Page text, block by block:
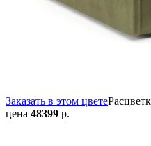
Заказать в этом цвете
цена 48399 р.